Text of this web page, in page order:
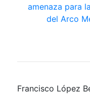
Francisco López